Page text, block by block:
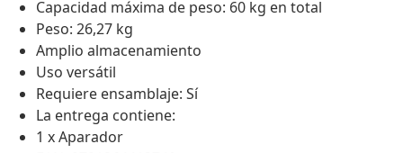
Capacidad máxima de peso: 60 kg en total
Peso: 26,27 kg
Amplio almacenamiento
Uso versátil
Requiere ensamblaje: Sí
La entrega contiene:
1 x Aparador